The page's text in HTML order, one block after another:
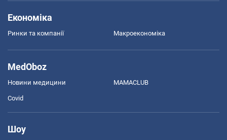
Економіка
Ринки та компанії Макроекономіка
MedOboz
Новини медицини MAMACLUB
Covid
Шоу